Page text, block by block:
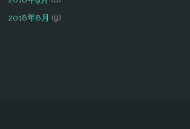
2018年8月 (9)